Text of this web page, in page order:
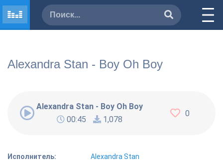
Alexandra Stan - Boy Oh Boy
Alexandra Stan - Boy Oh Boy
00:45
1,078
0
Исполнитель:
Alexandra Stan